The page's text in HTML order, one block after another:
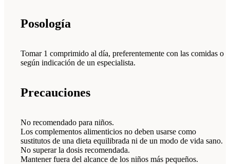
Posología
Tomar 1 comprimido al día, preferentemente con las comidas o
según indicación de un especialista.
Precauciones
No recomendado para niños.
Los complementos alimenticios no deben usarse como
sustitutos de una dieta equilibrada ni de un modo de vida sano.
No superar la dosis recomendada.
Mantener fuera del alcance de los niños más pequeños.